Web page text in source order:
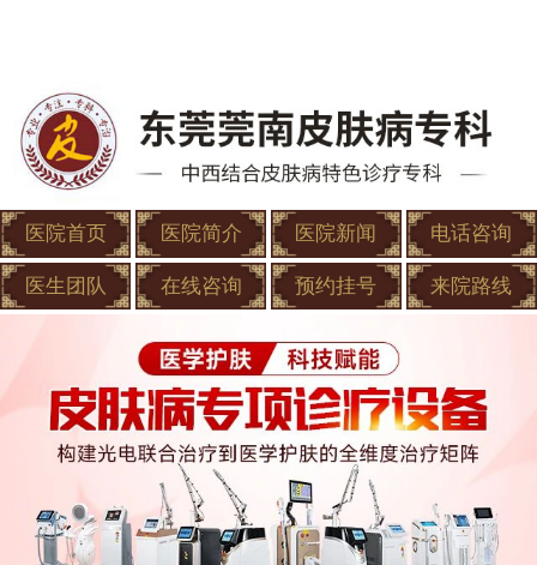
医院首页 医院简介 医院新闻 电话咨询
医生团队 在线咨询 预约挂号 来院路线